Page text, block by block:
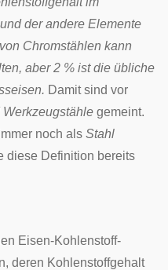
der andere Elemente
Chromstählen kann
aber 2 % ist die übliche
Damit sind vor
Werkzeugstähle gemeint.
noch als Stahl
diese Definition bereits
Eisen-Kohlenstoff-
deren Kohlenstoffgehalt